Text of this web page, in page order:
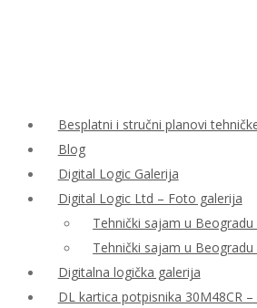
Besplatni i stručni planovi
Blog
Digital Logic Galerija
Digital Logic Ltd – Foto galerija
Tehnički sajam u Beogradu
Tehnički sajam u Beogradu
Digitalna logička galerija
DL kartica potpisnika 30M48CR